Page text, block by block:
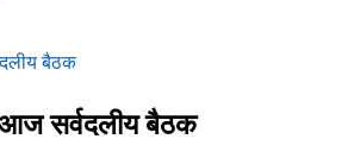
बैठक
आज सर्वदलीय बैठक